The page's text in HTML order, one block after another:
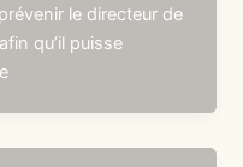
le directeur de
qu’il puisse